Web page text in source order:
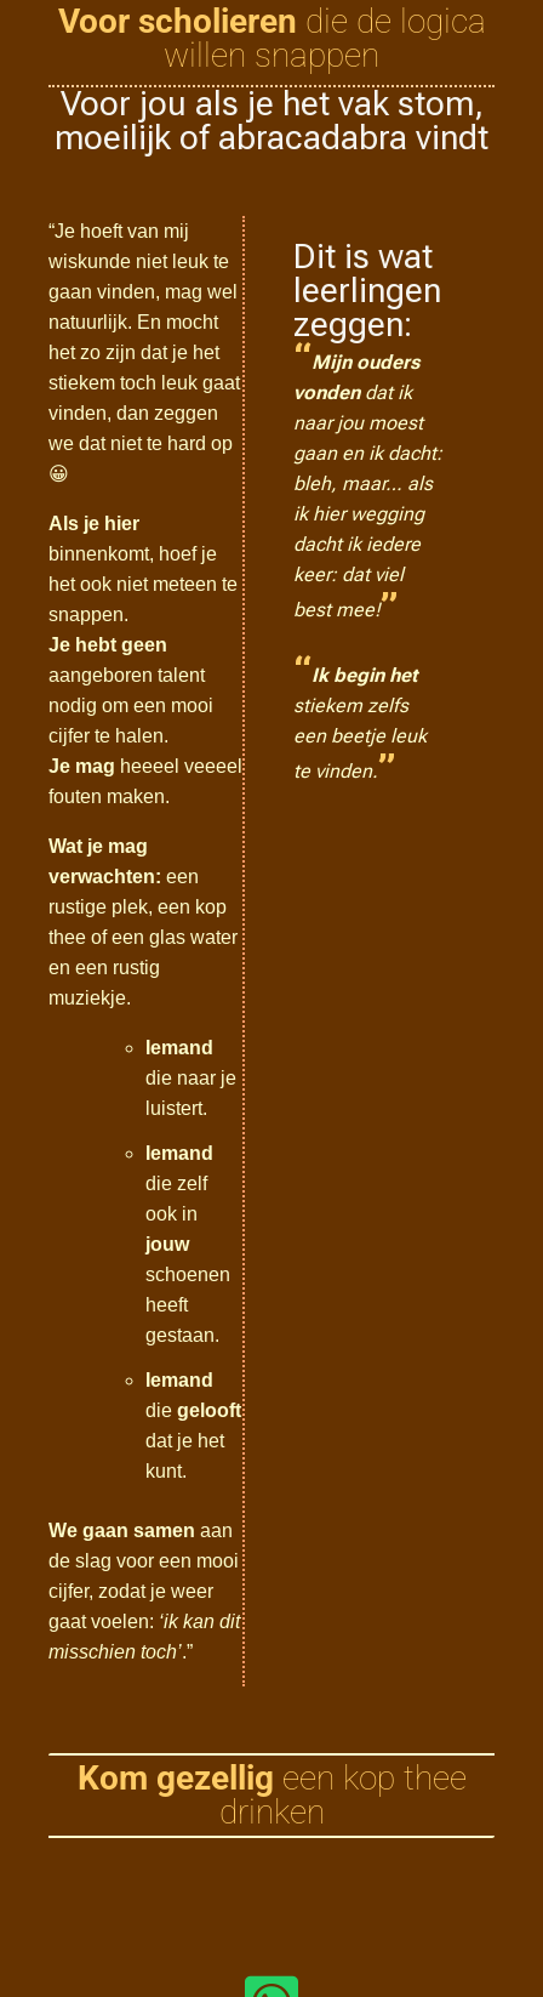
Voor scholieren die de logica
willen snappen
Voor jou als je het vak stom,
moeilijk of abracadabra vindt
“Je hoeft van mij
wiskunde niet leuk te
gaan vinden, mag wel
natuurlijk. En mocht
het zo zijn dat je het
stiekem toch leuk gaat
vinden, dan zeggen
we dat niet te hard op
😀
Als je hier
binnenkomt, hoef je
het ook niet meteen te
snappen.
Je hebt geen
aangeboren talent
nodig om een mooi
cijfer te halen.
Je mag heeeel veeeel
fouten maken.
Wat je mag
verwachten: een
rustige plek, een kop
thee of een glas water
en een rustig
muziekje.
Iemand
die naar je
luistert.
Iemand
die zelf
ook in
jouw
schoenen
heeft
gestaan.
Iemand
die gelooft
dat je het
kunt.
We gaan samen aan
de slag voor een mooi
cijfer, zodat je weer
gaat voelen: ‘ik kan dit
misschien toch’.”
Dit is wat
leerlingen
zeggen:
“Mijn ouders
vondendat ik
naar jou moest
gaan en ik dacht:
bleh, maar… als
ik hier wegging
dacht ik iedere
keer: dat viel
best mee!”
“Ik begin het
stiekem zelfs
een beetje leuk
te vinden.”
Kom gezellig een kop thee
drinken